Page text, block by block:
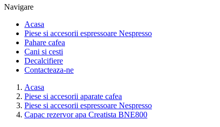
Navigare
Acasa
Piese si accesorii espressoare Nespresso
Pahare cafea
Cani si cesti
Decalcifiere
Contacteaza-ne
Acasa
Piese si accesorii aparate cafea
Piese si accesorii espressoare Nespresso
Capac rezervor apa Creatista BNE800